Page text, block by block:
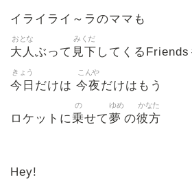
イライライ～ラのママも
大人
おとな
ぶって 見下
みくだ
してくる
今日
きょう
だけは 今夜
こんや
だけはもう
ロケットに乗
の
せて夢
ゆめ
の彼方
かなた
Hey!